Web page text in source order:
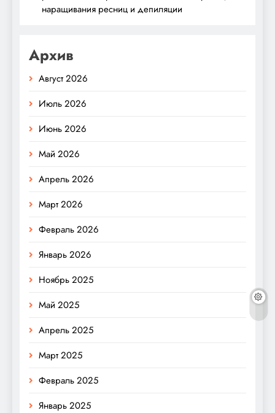
наращивания ресниц и депиляции
Архив
Август 2026
Июль 2026
Июнь 2026
Май 2026
Апрель 2026
Март 2026
Февраль 2026
Январь 2026
Ноябрь 2025
Май 2025
Апрель 2025
Март 2025
Февраль 2025
Январь 2025